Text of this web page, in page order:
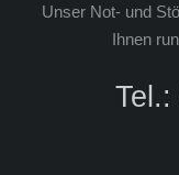
Unser Not- und
Ihnen
Tel.: